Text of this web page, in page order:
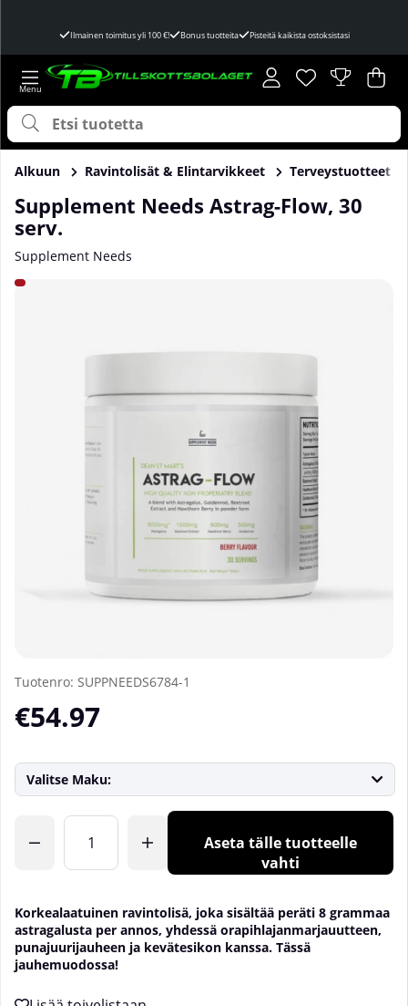
Ilmainen toimitus yli 100 €! Bonus tuotteita Pisteitä kaikista ostoksistasi
Toivelista
Lukumäärä
. .
Alkuun Ravintolisät & Elintarvikkeet Terveystuotteet
Supplement Needs Astrag-Flow, 30
serv.
Supplement Needs
Tuotekuvat Supplement Needs Astrag-Flow, 30 serv.
Tuotenro: SUPPNEEDS6784-1
€54.97
Valitse Maku:
Aseta tälle tuotteelle
vahti
Korkealaatuinen ravintolisä, joka sisältää peräti 8 grammaa
astragalusta per annos, yhdessä orapihlajanmarjauutteen,
punajuurijauheen ja kevätesikon kanssa. Tässä
jauhemuodossa!